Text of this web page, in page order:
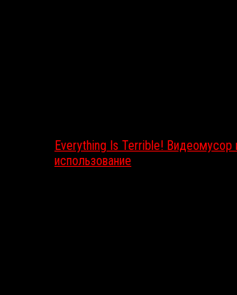
Everything Is Terrible! Видеомусор
использование